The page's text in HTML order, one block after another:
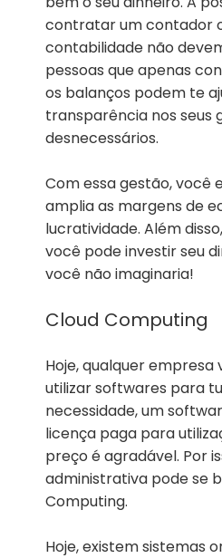
contratar um contador
contabilidade não
pessoas que apenas
os balanços podem te
transparência nos seus
desnecessários.
Com essa gestão, você
amplia as margens de
lucratividade. Além
você pode investir seu
você não imaginaria!
Cloud Computing
Hoje, qualquer empresa
utilizar softwares para
necessidade, um
licença paga para
preço é agradável. Por
administrativa pode se
Computing.
Hoje, existem sistemas